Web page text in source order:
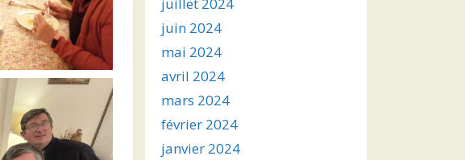
juin 2024
mai 2024
avril 2024
mars 2024
février 2024
janvier 2024